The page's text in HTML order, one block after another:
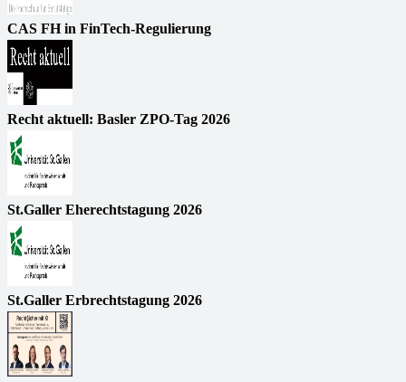
CAS FH in FinTech-Regulierung
Recht aktuell: Basler ZPO-Tag 2026
St.Galler Eherechtstagung 2026
St.Galler Erbrechtstagung 2026